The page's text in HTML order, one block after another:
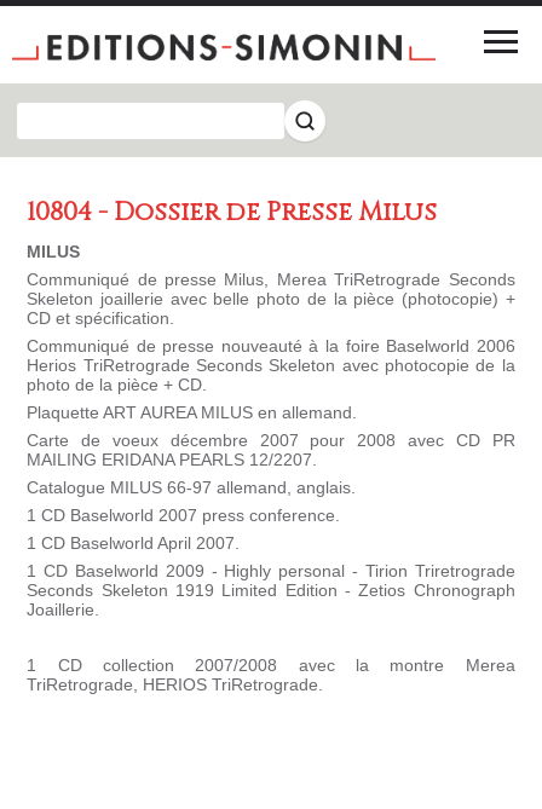
10804 - Dossier de Presse Milus
MILUS
Communiqué de presse Milus, Merea TriRetrograde Seconds
Skeleton joaillerie avec belle photo de la pièce (photocopie) +
CD et spécification.
Communiqué de presse nouveauté à la foire Baselworld 2006
Herios TriRetrograde Seconds Skeleton avec photocopie de la
photo de la pièce + CD.
Plaquette ART AUREA MILUS en allemand.
Carte de voeux décembre 2007 pour 2008 avec CD PR
MAILING ERIDANA PEARLS 12/2207.
Catalogue MILUS 66-97 allemand, anglais.
1 CD Baselworld 2007 press conference.
1 CD Baselworld April 2007.
1 CD Baselworld 2009 - Highly personal - Tirion Triretrograde
Seconds Skeleton 1919 Limited Edition - Zetios Chronograph
Joaillerie.
1 CD collection 2007/2008 avec la montre Merea
TriRetrograde, HERIOS TriRetrograde.